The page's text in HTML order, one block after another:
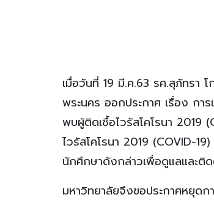
เมื่อวันที่ 19 มี.ค.63 รศ.สุภัทรา
พระนคร ออกประกาศ เรื่อง กา
พบผู้ติดเชื้อไวรัสโคโรนา 2019
ไวรัสโคโรนา 2019 (COVID-
นักศึกษาดังกล่าวเพื่อดูแลและติ
มหาวิทยาลัยจึงขอประกาศหยุด